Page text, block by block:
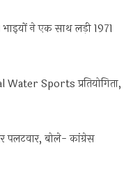
ने एक साथ लड़ी 1971
Sports प्रतियोगिता,
पलटवार, बोले- कांग्रेस